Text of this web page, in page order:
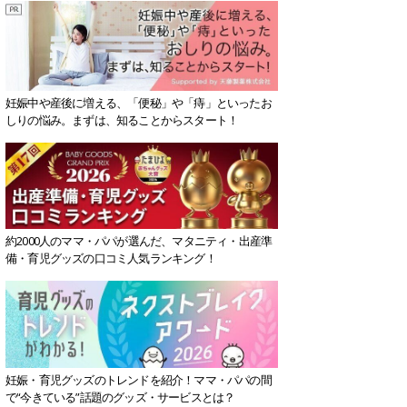
妊娠中や産後に増える、「便秘」や「痔」といったお
しりの悩み。まずは、知ることからスタート！
約2000人のママ・パパが選んだ、マタニティ・出産準
備・育児グッズの口コミ人気ランキング！
妊娠・育児グッズのトレンドを紹介！ママ・パパの間
で“今きている”話題のグッズ・サービスとは？